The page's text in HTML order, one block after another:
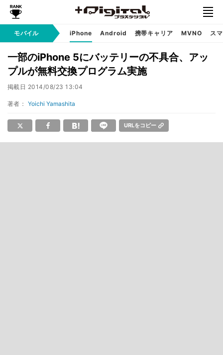
モバイル iPhone Android 携帯キャリア MVNO ス
一部のiPhone 5にバッテリーの不具合、アッ
プルが無料交換プログラム実施
掲載日 2014/08/23 13:04
著者： Yoichi Yamashita
URLをコピー